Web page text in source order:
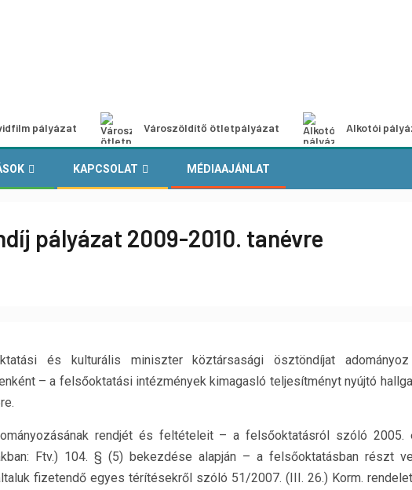
pályázat Városzöldítő ötletpályázat Alkotói
KAPCSOLAT MÉDIAAJÁNLAT
pályázat 2009-2010. tanévre
és kulturális miniszter köztársasági ösztöndíjat
– a felsőoktatási intézmények kimagasló teljesítményt nyújtó
rendjét és feltételeit – a felsőoktatásról szóló 2005.
Ftv.) 104. § (5) bekezdése alapján – a felsőoktatásban részt
fizetendő egyes térítésekről szóló 51/2007. (III. 26.) Korm.